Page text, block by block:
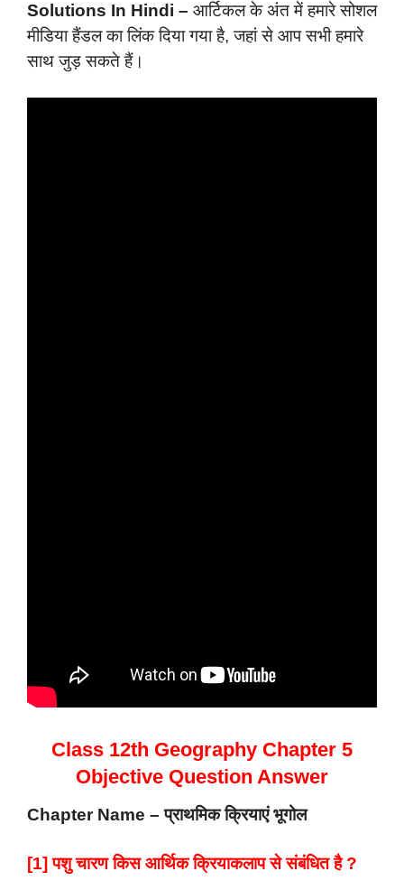
Solutions In Hindi – आर्टिकल के अंत में हमारे सोशल
मीडिया हैंडल का लिंक दिया गया है, जहां से आप सभी हमारे
साथ जुड़ सकते हैं।
Class 12th Geography Chapter 5
Objective Question Answer
Chapter Name – प्राथमिक क्रियाएं भूगोल
[1] पशु चारण किस आर्थिक क्रियाकलाप से संबंधित है ?